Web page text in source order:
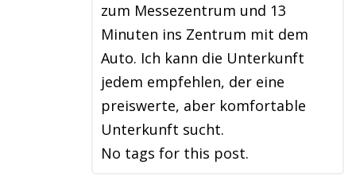
zum Messezentrum und 13
Minuten ins Zentrum mit dem
Auto. Ich kann die Unterkunft
jedem empfehlen, der eine
preiswerte, aber komfortable
Unterkunft sucht.
No tags for this post.